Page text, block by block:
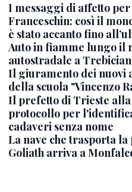
I messaggi di affetto
Franceschin: così il
è stato accanto fino
Auto in fiamme lungo il
autostradale a
Il giuramento dei nuovi
della scuola "Vincenzo
Il prefetto di Trieste
protocollo per
cadaveri senza nome
La nave che trasporta
Goliath arriva a